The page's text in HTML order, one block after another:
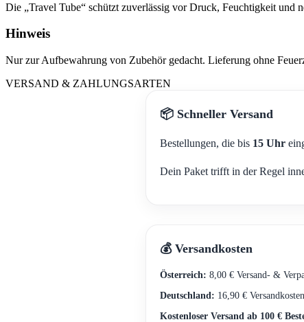
Die „Travel Tube“ schützt zuverlässig vor Druck, Feuchtigkeit
Hinweis
Nur zur Aufbewahrung von Zubehör gedacht. Lieferung ohne
VERSAND & ZAHLUNGSARTEN
📦 Schneller Versand
Bestellungen, die bis 15 Uhr
Dein Paket trifft in der Regel
💰 Versandkosten
Österreich: 8,00 € Versand- &
Deutschland: 16,90 € Versandkosten
Kostenloser Versand ab 100 €